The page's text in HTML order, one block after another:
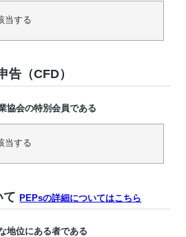
当する
告（CFD）
協会の特別会員である
当する
てPEPsの詳細についてはこちら
地位にある者である